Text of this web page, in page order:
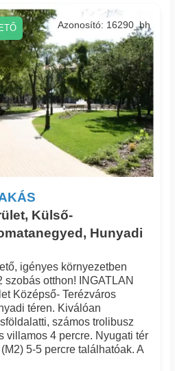
Külső-
Hunyadi
Azonosító: 16290_bh
igényes környezetben
szobás otthon! INGATLAN
Középső- Terézváros
téren. Kiválóan
számos trolibusz
villamos 4 percre. Nyugati tér
5-5 percre találhatóak. A